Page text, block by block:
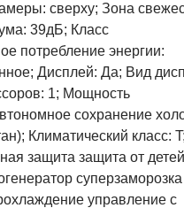
сверху; Зона
39дБ; Класс
потребление энергии:
Дисплей: Да; Вид
1; Мощность
сохранение
Климатический класс:
защита защита от детей
суперзаморозка
управление с